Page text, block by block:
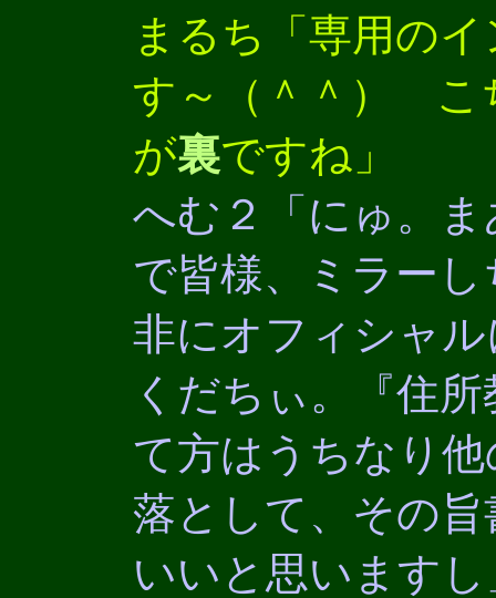
まるち「専用の
す～（＾＾） こ
が裏ですね」
へむ２「にゅ。
で皆様、ミラー
非にオフィシャ
くだちぃ。『住
て方はうちなり
落として、その
いいと思いますし